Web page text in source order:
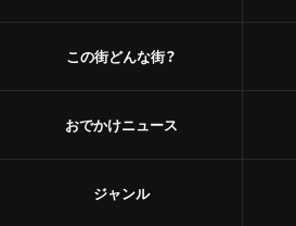
この街どんな街？
おでかけニュース
ジャンル